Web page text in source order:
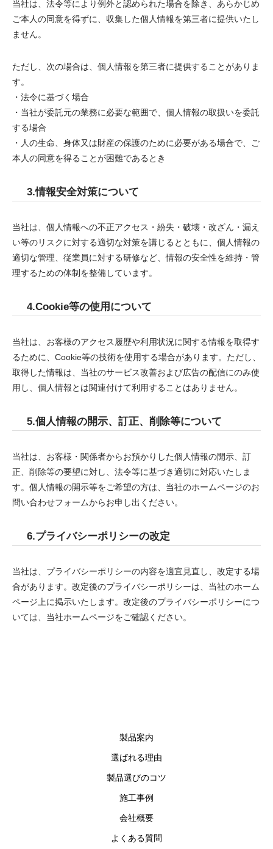
当社は、法令等により例外と認められた場合を除き、あらかじめ
ご本人の同意を得ずに、収集した個人情報を第三者に提供いたし
ません。
ただし、次の場合は、個人情報を第三者に提供することがありま
す。
・法令に基づく場合
・当社が委託元の業務に必要な範囲で、個人情報の取扱いを委託
する場合
・人の生命、身体又は財産の保護のために必要がある場合で、ご
本人の同意を得ることが困難であるとき
3.情報安全対策について
当社は、個人情報への不正アクセス・紛失・破壊・改ざん・漏え
い等のリスクに対する適切な対策を講じるとともに、個人情報の
適切な管理、従業員に対する研修など、情報の安全性を維持・管
理するための体制を整備しています。
4.Cookie等の使用について
当社は、お客様のアクセス履歴や利用状況に関する情報を取得す
るために、Cookie等の技術を使用する場合があります。ただし、
取得した情報は、当社のサービス改善および広告の配信にのみ使
用し、個人情報とは関連付けて利用することはありません。
5.個人情報の開示、訂正、削除等について
当社は、お客様・関係者からお預かりした個人情報の開示、訂
正、削除等の要望に対し、法令等に基づき適切に対応いたしま
す。個人情報の開示等をご希望の方は、当社のホームページのお
問い合わせフォームからお申し出ください。
6.プライバシーポリシーの改定
当社は、プライバシーポリシーの内容を適宜見直し、改定する場
合があります。改定後のプライバシーポリシーは、当社のホーム
ページ上に掲示いたします。改定後のプライバシーポリシーにつ
いては、当社ホームページをご確認ください。
製品案内
選ばれる理由
製品選びのコツ
施工事例
会社概要
よくある質問